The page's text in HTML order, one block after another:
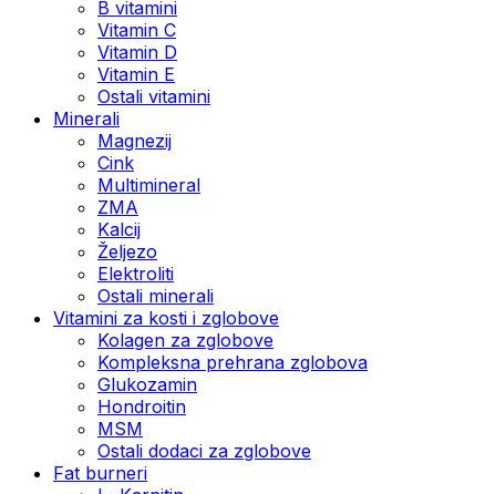
B vitamini
Vitamin C
Vitamin D
Vitamin E
Ostali vitamini
Minerali
Magnezij
Cink
Multimineral
ZMA
Kalcij
Željezo
Elektroliti
Ostali minerali
Vitamini za kosti i zglobove
Kolagen za zglobove
Kompleksna prehrana zglobova
Glukozamin
Hondroitin
MSM
Ostali dodaci za zglobove
Fat burneri